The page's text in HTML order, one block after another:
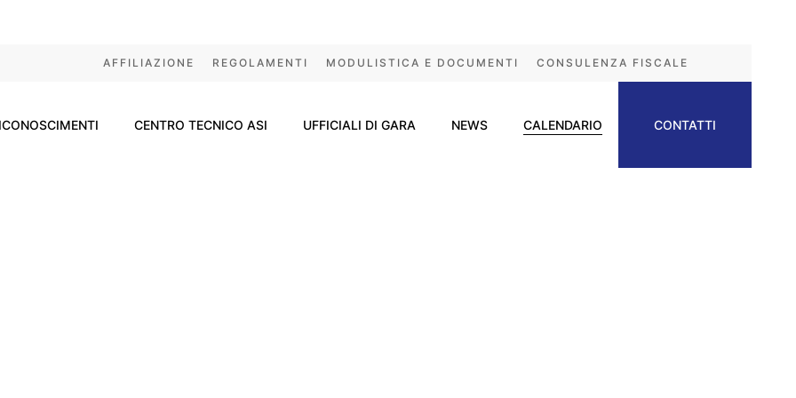
AFFILIAZIONE REGOLAMENTI MODULISTICA E DOCUMENTI CONSULENZA FISCALE
CENTRO TECNICO ASI UFFICIALI DI GARA NEWS CALENDARIO CONTATTI